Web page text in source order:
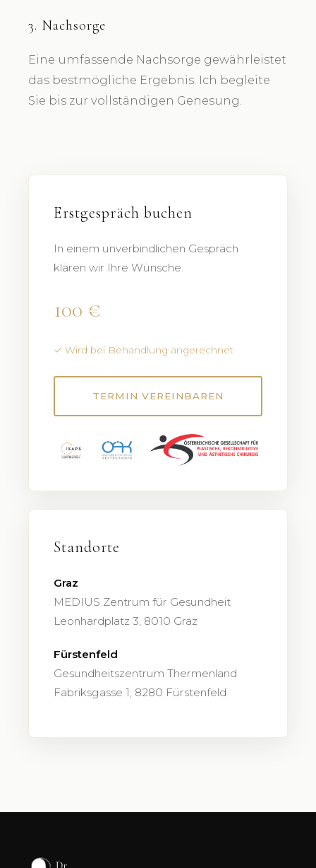
3. Nachsorge
Eine umfassende Nachsorge gewährleistet
das bestmögliche Ergebnis. Ich begleite
Sie bis zur vollständigen Genesung.
Erstgespräch buchen
In einem unverbindlichen Gespräch
klären wir Ihre Wünsche.
100 €
✓ Wird bei Behandlung angerechnet
TERMIN VEREINBAREN
Standorte
Graz
MEDIUS Zentrum für Gesundheit
Leonhardplatz 3, 8010 Graz
Fürstenfeld
Gesundheitszentrum Thermenland
Fabriksgasse 1, 8280 Fürstenfeld